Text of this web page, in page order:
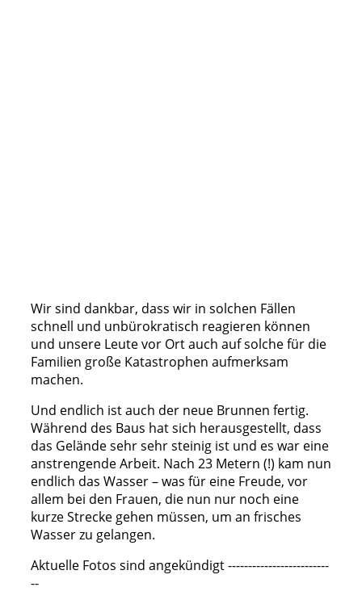
Wir sind dankbar, dass wir in solchen Fällen
schnell und unbürokratisch reagieren können
und unsere Leute vor Ort auch auf solche für die
Familien große Katastrophen aufmerksam
machen.
Und endlich ist auch der neue Brunnen fertig.
Während des Baus hat sich herausgestellt, dass
das Gelände sehr sehr steinig ist und es war eine
anstrengende Arbeit. Nach 23 Metern (!) kam nun
endlich das Wasser – was für eine Freude, vor
allem bei den Frauen, die nun nur noch eine
kurze Strecke gehen müssen, um an frisches
Wasser zu gelangen.
Aktuelle Fotos sind angekündigt -------------------------
--